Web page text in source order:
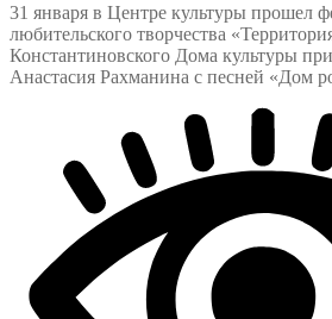
31 января в Центре культуры прошел
любительского творчества
Константиновского Дома культуры
Анастасия Рахманина с песней «Дом